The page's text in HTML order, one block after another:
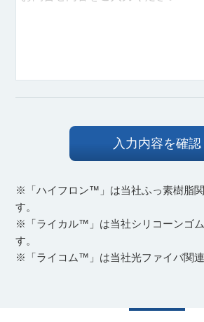
※「ハイフロン™」は当社ふっ素樹脂
す。
※「ライカル™」は当社シリコーンゴ
す。
※「ライコム™」は当社光ファイバ関連